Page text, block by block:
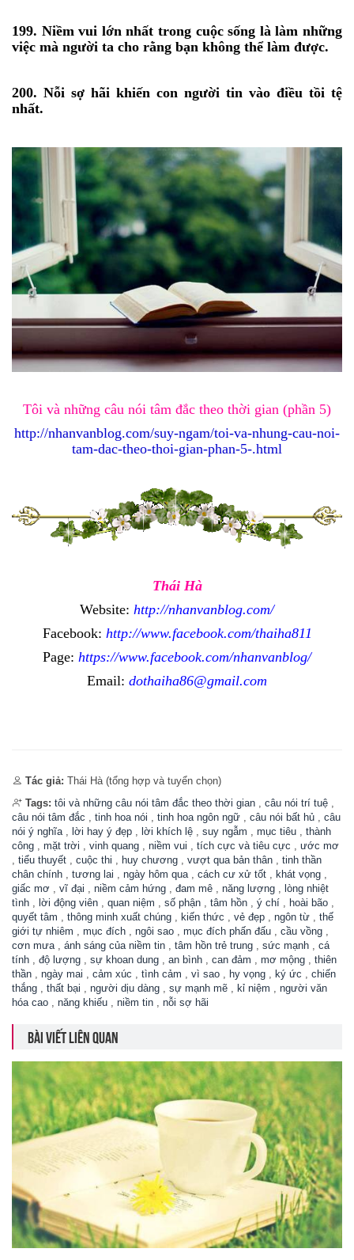
199. Niềm vui lớn nhất trong cuộc sống là làm những
việc mà người ta cho rằng bạn không thể làm được.
200. Nỗi sợ hãi khiến con người tin vào điều tồi tệ
nhất.
Tôi và những câu nói tâm đắc theo thời gian (phần 5)
http://nhanvanblog.com/suy-ngam/toi-va-nhung-cau-noi-
tam-dac-theo-thoi-gian-phan-5-.html
Thái Hà
Website: http://nhanvanblog.com/
Facebook: http://www.facebook.com/thaiha811
Page: https://www.facebook.com/nhanvanblog/
Email: dothaiha86@gmail.com
Tác giả: Thái Hà (tổng hợp và tuyển chọn)
Tags: tôi và những câu nói tâm đắc theo thời gian , câu nói trí tuệ ,
câu nói tâm đắc , tinh hoa nói , tinh hoa ngôn ngữ , câu nói bất hủ , câu
nói ý nghĩa, lời hay ý đẹp , lời khích lệ , suy ngẫm , mục tiêu , thành
công , mặt trời , vinh quang , niềm vui , tích cực và tiêu cực , ước mơ
, tiểu thuyết , cuộc thi , huy chương , vượt qua bản thân , tinh thần
chân chính , tương lai , ngày hôm qua, cách cư xử tốt , khát vọng ,
giấc mơ , vĩ đại , niềm cảm hứng , đam mê , năng lượng , lòng nhiệt
tình , lời động viên , quan niệm , số phận , tâm hồn , ý chí , hoài bão ,
quyết tâm , thông minh xuất chúng , kiến thức , vẻ đẹp , ngôn từ , thế
giới tự nhiêm , mục đích , ngôi sao , mục đích phấn đấu , cầu vồng ,
cơn mưa, ánh sáng của niềm tin , tâm hồn trẻ trung , sức mạnh , cá
tính , độ lượng , sự khoan dung , an bình , can đảm , mơ mộng , thiên
thần , ngày mai , cảm xúc , tình cảm , vì sao , hy vọng , ký ức , chiến
thắng , thất bại , người dịu dàng , sự mạnh mẽ , kỉ niệm , người văn
hóa cao , năng khiếu , niềm tin , nỗi sợ hãi
BÀI VIẾT LIÊN QUAN